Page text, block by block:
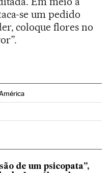
se um pedido
coloque flores no
de um psicopata”,